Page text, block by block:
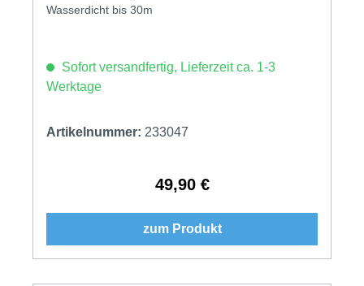
Wasserdicht bis 30m
Sofort versandfertig, Lieferzeit ca. 1-3
Werktage
Artikelnummer: 233047
Regulärer Preis:
49,90 €
zum Produkt